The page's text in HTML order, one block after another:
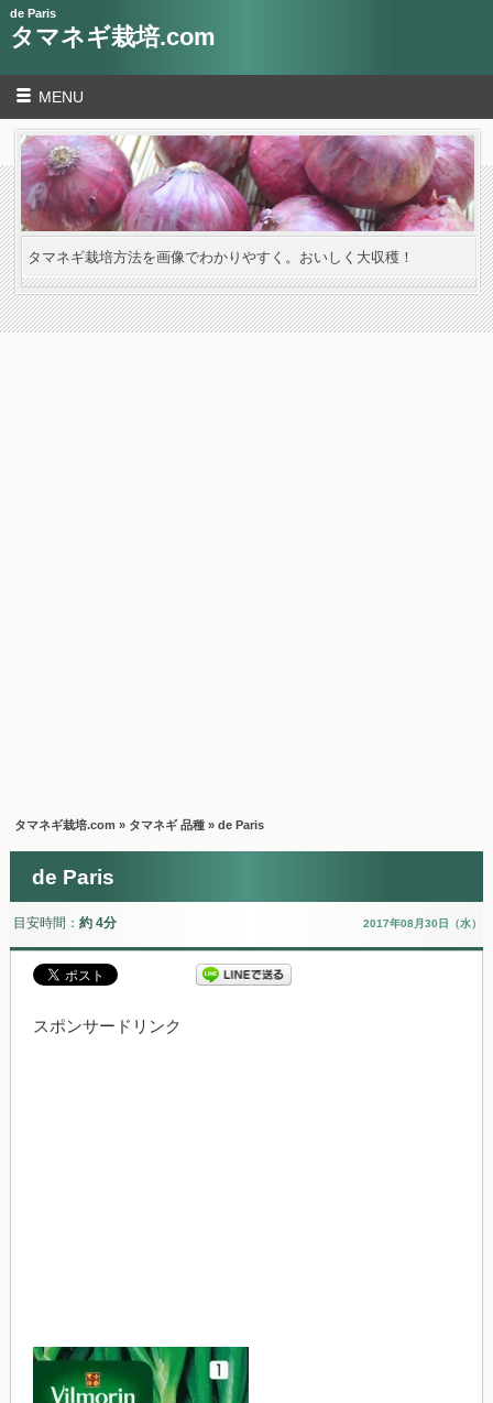
de Paris
タマネギ栽培.com
MENU
タマネギ栽培方法を画像でわかりやすく。おいしく大収穫！
タマネギ栽培.com » タマネギ 品種 » de Paris
de Paris
目安時間： 約 4分 2017年08月30日（水）
スポンサードリンク